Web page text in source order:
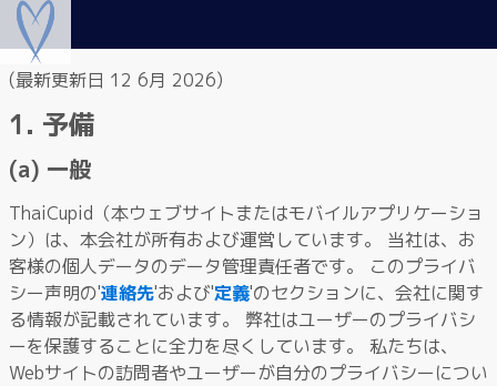
(最新更新日 12 6月 2026)
1. 予備
(a) 一般
ThaiCupid（本ウェブサイトまたはモバイルアプリケーショ
ン）は、本会社が所有および運営しています。 当社は、お
客様の個人データのデータ管理責任者です。 このプライバ
シー声明の'連絡先'および'定義'のセクションに、会社に関す
る情報が記載されています。 弊社はユーザーのプライバシ
ーを保護することに全力を尽くしています。 私たちは、
Webサイトの訪問者やユーザーが自分のプライバシーについ